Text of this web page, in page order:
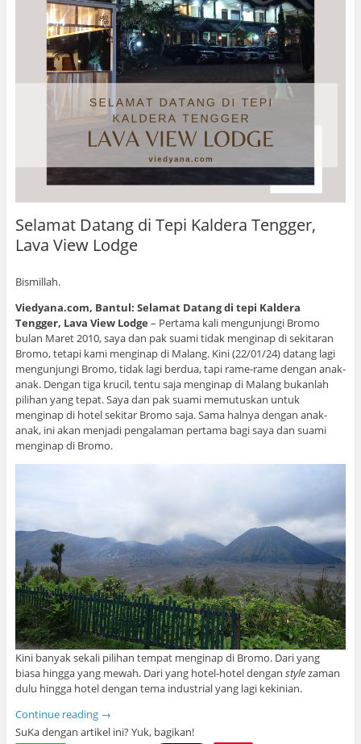
Selamat Datang di Tepi Kaldera Tengger,
Lava View Lodge
Bismillah.
Viedyana.com, Bantul: Selamat Datang di tepi Kaldera
Tengger, Lava View Lodge – Pertama kali mengunjungi Bromo
bulan Maret 2010, saya dan pak suami tidak menginap di sekitaran
Bromo, tetapi kami menginap di Malang. Kini (22/01/24) datang lagi
mengunjungi Bromo, tidak lagi berdua, tapi rame-rame dengan anak-
anak. Dengan tiga krucil, tentu saja menginap di Malang bukanlah
pilihan yang tepat. Saya dan pak suami memutuskan untuk
menginap di hotel sekitar Bromo saja. Sama halnya dengan anak-
anak, ini akan menjadi pengalaman pertama bagi saya dan suami
menginap di Bromo.
Kini banyak sekali pilihan tempat menginap di Bromo. Dari yang
biasa hingga yang mewah. Dari yang hotel-hotel dengan stylezaman
dulu hingga hotel dengan tema industrial yang lagi kekinian.
Continue reading →
SuKa dengan artikel ini? Yuk, bagikan!